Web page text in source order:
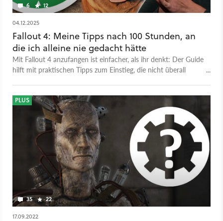
6 12
04.12.2025
Fallout 4: Meine Tipps nach 100 Stunden, an
die ich alleine nie gedacht hätte
Mit Fallout 4 anzufangen ist einfacher, als ihr denkt: Der Guide
hilft mit praktischen Tipps zum Einstieg, die nicht überall
35 22
PLUS
17.09.2022